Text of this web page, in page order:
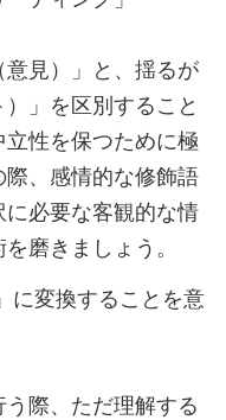
見）」と、揺るが
」を区別すること
性を保つために極
、感情的な修飾語
必要な客観的な情
磨きましょう。
に変換することを意
際、ただ理解する